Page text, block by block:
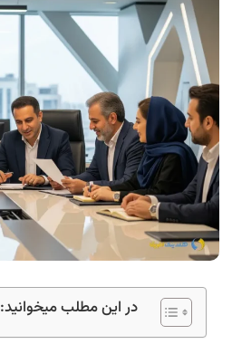
در این مطلب میخوانید: